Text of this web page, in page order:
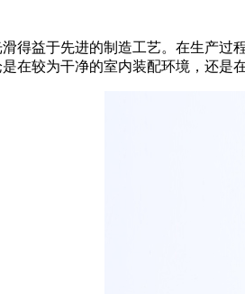
得益于先进的制造工艺。在生产
在较为干净的室内装配环境，还是